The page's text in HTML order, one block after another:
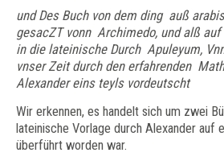
und Des Buch von dem ding auß
gesacZT vonn Archimedo, und alß
in die lateinische Durch Apuleyum,
vnser Zeit durch den erfahrenden
Alexander eins teyls vordeutscht
Wir erkennen, es handelt sich um zwei
lateinische Vorlage durch Alexander auf
überführt worden war.